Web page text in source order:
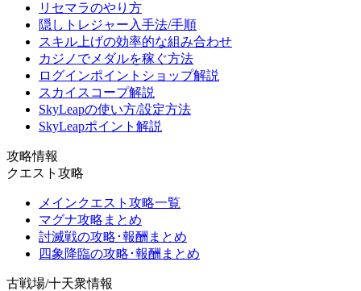
リセマラのやり方
隠しトレジャー入手法/手順
スキル上げの効率的な組み合わせ
カジノでメダルを稼ぐ方法
ログインポイントショップ解説
スカイスコープ解説
SkyLeapの使い方/設定方法
SkyLeapポイント解説
攻略情報
クエスト攻略
メインクエスト攻略一覧
マグナ攻略まとめ
討滅戦の攻略･報酬まとめ
四象降臨の攻略･報酬まとめ
古戦場/十天衆情報